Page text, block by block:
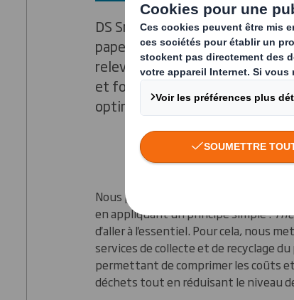
DS Smith connaît parfaitement
papeteries modernes et les
relever pour maintenir leur
et fournir des produits de
optimisant leur production et
Nous pouvons aider les papeteries à
en appliquant un principe simple :
d'aller à l'essentiel. Pour cela, nous
services de collecte et de recyclage
permettant de comprimer les coûts
déchets tout en réduisant le niveau